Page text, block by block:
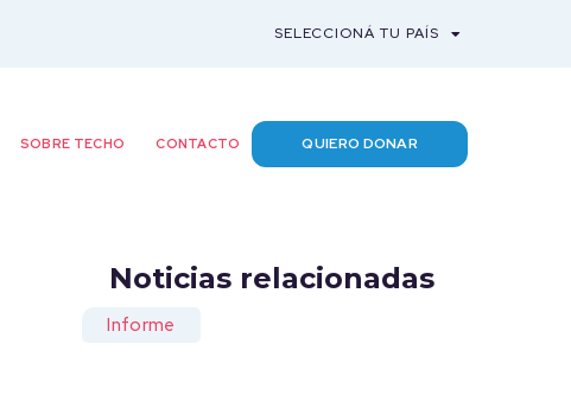
SELECCIONÁ TU PAÍS
SOBRE TECHO CONTACTO QUIERO DONAR
Noticias relacionadas
Informe